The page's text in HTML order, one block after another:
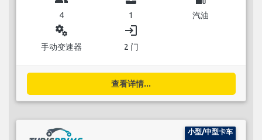
4 1 汽油
miscellaneous_services
手动变速器
login
2 门
查看详情...
小型/中型卡车